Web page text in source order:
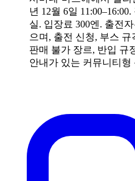
년 12월 6일
실. 입장료 300엔. 출전
으며, 출전 신청, 부스
판매 불가 장르, 반입 규
안내가 있는 커뮤니티